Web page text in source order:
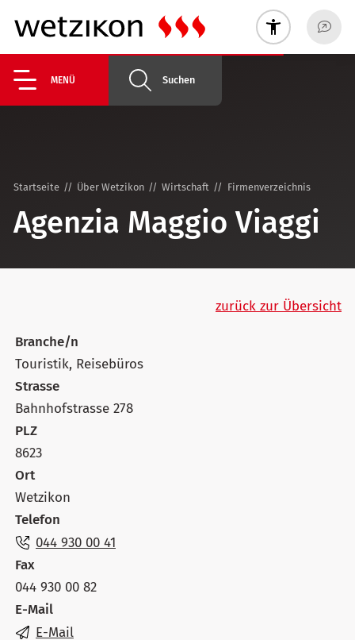
MENÜ Suchen
Startseite Über Wetzikon Wirtschaft Firmenverzeichnis
Agenzia Maggio Viaggi
zurück zur Übersicht
Branche/n
Touristik, Reisebüros
Strasse
Bahnhofstrasse 278
PLZ
8623
Ort
Wetzikon
Telefon
044 930 00 41
Fax
044 930 00 82
E-Mail
E-Mail